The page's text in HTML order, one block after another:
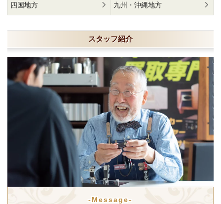
四国地方 九州・沖縄地方
スタッフ紹介
-Message-